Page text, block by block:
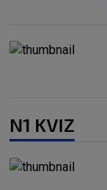
N1 KVIZ